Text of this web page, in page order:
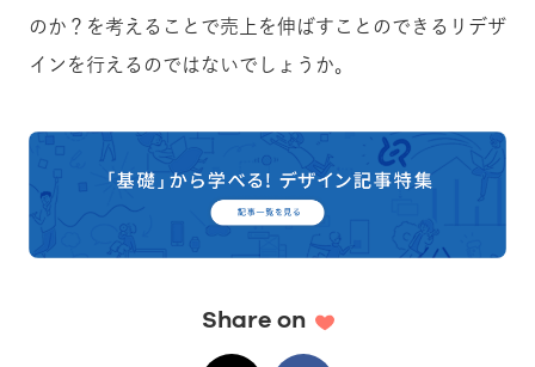
のか？ を考えることで売上を伸ばすことのできるリデザ
インを行えるのではないでしょうか。
Share on